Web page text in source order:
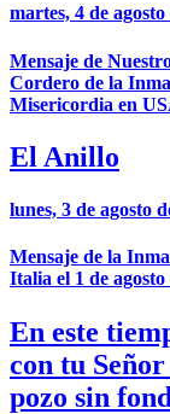
martes, 4 de agosto
Mensaje de
Cordero de la
Misericordia en
El Anillo
lunes, 3 de agosto
Mensaje de la
Italia el 1 de agosto
En este
con tu Señor
pozo sin